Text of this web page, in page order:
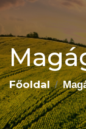
Főoldal